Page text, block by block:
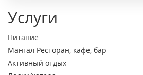
Услуги
Питание
Мангал Ресторан, кафе, бар
Активный отдых